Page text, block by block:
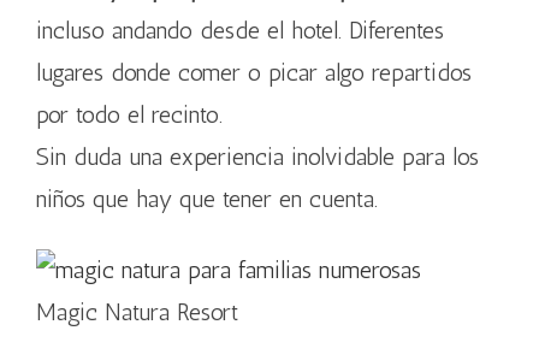
incluso andando desde el hotel. Diferentes
lugares donde comer o picar algo repartidos
por todo el recinto.
Sin duda una experiencia inolvidable para los
niños que hay que tener en cuenta.
Magic Natura Resort